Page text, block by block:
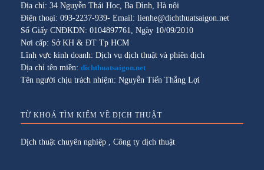
Địa chỉ: 34 Nguyễn Thái Học, Ba Đình, Hà nội
Điện thoại: 093-2237-939- Email: lienhe@dichthuatsaigon.net
Số Giấy CNĐKDN: 0104897761, Ngày 10/09/2010
Nơi cấp: Sở KH & ĐT Tp HCM
Lĩnh vực kinh doanh: Dịch vụ dịch thuật và phiên dịch
Địa chỉ tên miền: dichthuatsaigon.net
Tên người chịu trách nhiệm: Nguyễn Tiến Thắng Lợi
TỪ KHOÁ TÌM KIẾM VỀ DỊCH THUẬT
Dịch thuật chuyên nghiệp Công ty dịch thuật